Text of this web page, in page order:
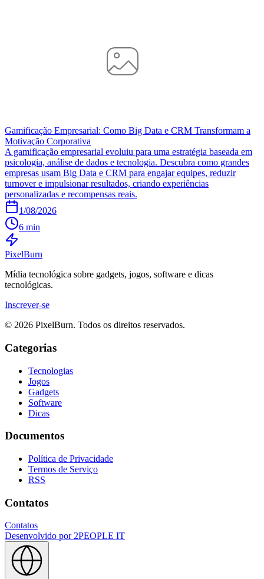
Gamificação Empresarial: Como Big Data e CRM Transformam a
Motivação Corporativa
A gamificação empresarial evoluiu para uma estratégia baseada em
psicologia, análise de dados e tecnologia. Descubra como grandes
empresas usam Big Data e CRM para engajar equipes, reduzir
turnover e impulsionar resultados, criando experiências
personalizadas e recompensas reais.
1/08/2026
6 min
PixelBurn
Mídia tecnológica sobre gadgets, jogos, software e dicas
tecnológicas.
Inscrever-se
© 2026 PixelBurn. Todos os direitos reservados.
Categorias
Tecnologias
Jogos
Gadgets
Software
Dicas
Documentos
Política de Privacidade
Termos de Serviço
RSS
Contatos
Contatos
Desenvolvido por2PEOPLE IT